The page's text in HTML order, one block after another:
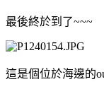
最後終於到了~~~
這是個位於海邊的